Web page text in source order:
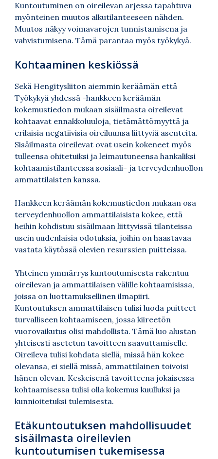
Kuntoutuminen on oireilevan arjessa tapahtuva
myönteinen muutos alkutilanteeseen nähden.
Muutos näkyy voimavarojen tunnistamisena ja
vahvistumisena. Tämä parantaa myös työkykyä.
Kohtaaminen keskiössä
Sekä Hengitysliiton aiemmin keräämän että
Työkykyä yhdessä -hankkeen keräämän
kokemustiedon mukaan sisäilmasta oireilevat
kohtaavat ennakkoluuloja, tietämättömyyttä ja
erilaisia negatiivisia oireiluunsa liittyviä asenteita.
Sisäilmasta oireilevat ovat usein kokeneet myös
tulleensa ohitetuiksi ja leimautuneensa hankaliksi
kohtaamistilanteessa sosiaali- ja terveydenhuollon
ammattilaisten kanssa.
Hankkeen keräämän kokemustiedon mukaan osa
terveydenhuollon ammattilaisista kokee, että
heihin kohdistuu sisäilmaan liittyvissä tilanteissa
usein uudenlaisia odotuksia, joihin on haastavaa
vastata käytössä olevien resurssien puitteissa.
Yhteinen ymmärrys kuntoutumisesta rakentuu
oireilevan ja ammattilaisen välille kohtaamisissa,
joissa on luottamuksellinen ilmapiiri.
Kuntoutuksen ammattilaisen tulisi luoda puitteet
turvalliseen kohtaamiseen, jossa kiireetön
vuorovaikutus olisi mahdollista. Tämä luo alustan
yhteisesti asetetun tavoitteen saavuttamiselle.
Oireileva tulisi kohdata siellä, missä hän kokee
olevansa, ei siellä missä, ammattilainen toivoisi
hänen olevan. Keskeisenä tavoitteena jokaisessa
kohtaamisessa tulisi olla kokemus kuulluksi ja
kunnioitetuksi tulemisesta.
Etäkuntoutuksen mahdollisuudet
sisäilmasta oireilevien
kuntoutumisen tukemisessa